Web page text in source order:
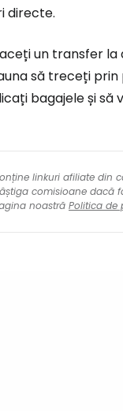
directe.
un transfer
să treceți prin
bagajele și să
linkuri afiliate din
comisioane dacă
noastră Politica de